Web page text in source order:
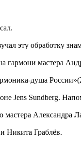
эту обработку
гармони мастера
душа
Jens Sundberg.
Александра
Никита Граблёв.